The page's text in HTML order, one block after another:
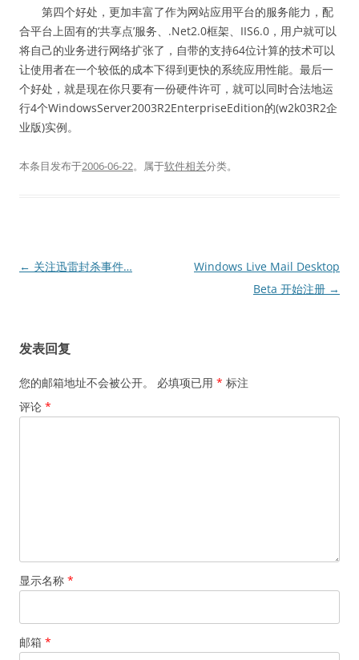
第四个好处，更加丰富了作为网站应用平台的服务能力，配
合平台上固有的‘共享点’服务、.Net2.0框架、IIS6.0，用户就可以
将自己的业务进行网络扩张了，自带的支持64位计算的技术可以
让使用者在一个较低的成本下得到更快的系统应用性能。最后一
个好处，就是现在你只要有一份硬件许可，就可以同时合法地运
行4个WindowsServer2003R2EnterpriseEdition的(w2k03R2企
业版)实例。
本条目发布于2006-06-22。属于软件相关分类。
文
← 关注迅雷封杀事件…
Windows Live Mail Desktop
Beta 开始注册 →
发表回复
您的邮箱地址不会被公开。 必填项已用 * 标注
评论 *
显示名称 *
邮箱 *